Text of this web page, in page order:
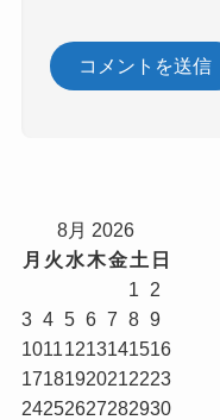
8月 2026
月 火 水木金土 日
1
2
3 4 5 6 7 8 9
10111213141516
17181920212223
24252627282930